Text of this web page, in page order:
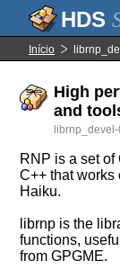
Início
High
and
RNP is a set
C++ that works
Haiku.
librnp is the
functions,
from GPGME.